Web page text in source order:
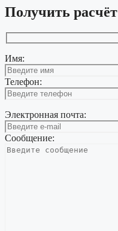
Получить расчёт
Имя:
Телефон:
Электронная почта:
Сообщение: